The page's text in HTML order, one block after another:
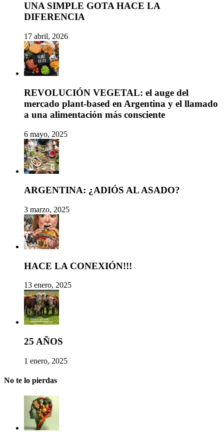
UNA SIMPLE GOTA HACE LA
DIFERENCIA
17 abril, 2026
REVOLUCIÓN VEGETAL: el auge del
mercado plant-based en Argentina y el llamado
a una alimentación más consciente
6 mayo, 2025
ARGENTINA: ¿ADIÓS AL ASADO?
3 marzo, 2025
HACE LA CONEXIÓN!!!
13 enero, 2025
25 AÑOS
1 enero, 2025
No te lo pierdas